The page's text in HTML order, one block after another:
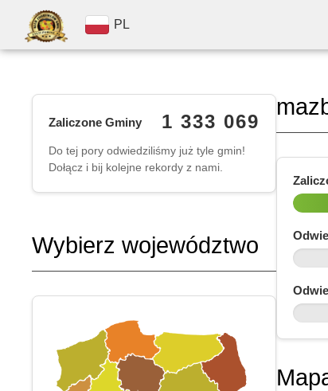
PL
Zaliczone Gminy 1 333 069
Do tej pory odwiedziliśmy już tyle gmin!
Dołącz i bij kolejne rekordy z nami.
Wybierz województwo